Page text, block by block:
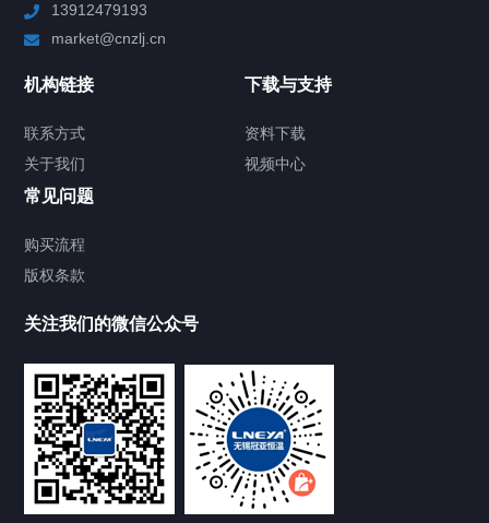
Chiller高精度制冷循环器
TCU温度控制单元
Chiller气体控温系统
Chamber试验箱
FREEZER低温箱
VOCs冷凝回收装置
13912479193
market@cnzlj.cn
机构链接
联系方式
关于我们
下载与支持
资料下载
视频中心
常见问题
购买流程
版权条款
关注我们的微信公众号